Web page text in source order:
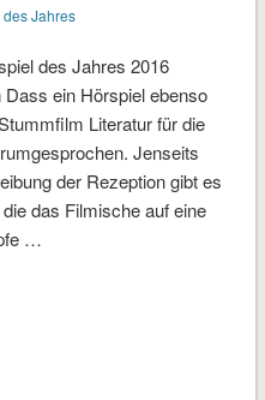
Jahres
des Jahres 2016
ein Hörspiel ebenso
Literatur für die
Jenseits
der Rezeption gibt es
das Filmische auf eine
…